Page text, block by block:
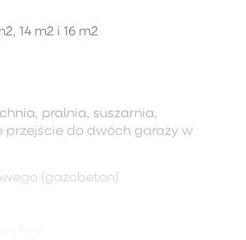
14 m2 i 16 m2
pralnia, suszarnia,
przejście do dwóch garaży w
(gazobeton)